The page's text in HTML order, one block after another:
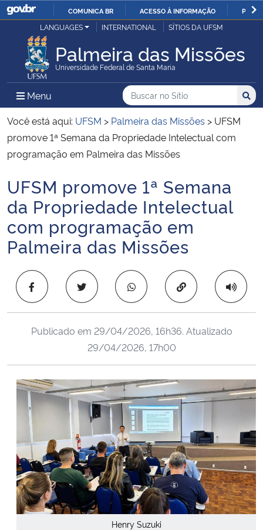
IR
O
COMUNICA BR ACESSO À INFORMAÇÃO
Ministério da Justiça e Segurança Pública
Ministério da Defesa
Ministério das Relações Exteriores
Ministério da Economia
Ministério da Infraestrutura
Ministério da Agricultura, Pecuária e Abastecimento
Ministério da Educação
Ministério da Cidadania
Ministério da Saúde
Ministério de Minas e Energia
Ministério da Ciência, Tecnologia, Inovações e Comunicações
Ministério do Meio Ambiente
Ministério do Turismo
Ministério do Desenvolvimento Regional
Controladoria-Geral da União
Ministério da Mulher, da Família e dos Direitos Humanos
LANGUAGES INTERNATIONAL SÍTIOS DA UFSM
Palmeira das Missões
Universidade Federal de Santa Maria
Menu Menu Principal do Sítio
Busca
Buscar no no Sítio
Busca:
Você está aqui: UFSM > Palmeira das Missões > UFSM
promove 1ª Semana da Propriedade Intelectual com
programação em Palmeira das Missões
Início do conteúdo
UFSM promove 1ª Semana
da Propriedade Intelectual
com programação em
Palmeira das Missões
Copiar para área
Publicado em 29/04/2026, 16h36. Atualizado
29/04/2026, 17h00
Henry Suzuki